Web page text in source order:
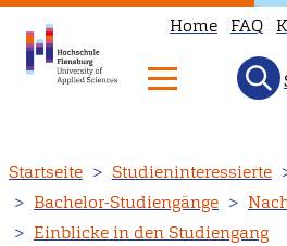
zum
Inhalt
Home FAQ
Startseite Studieninteressierte
Bachelor-Studiengänge
Einblicke in den Studiengang